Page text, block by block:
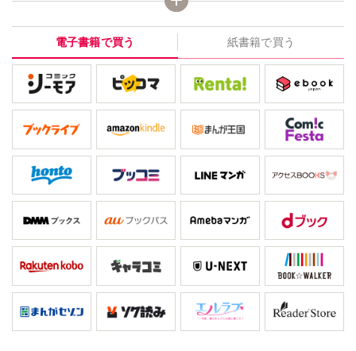
続け自分を子供扱いするみことに複雑な想いを抱え…。そんなあ
る夜、苦手な課長に誘われてお酒を飲みすぎてしまったみことの
前に突然楓が現れて──！？
電子書籍で買う 紙書籍で買う